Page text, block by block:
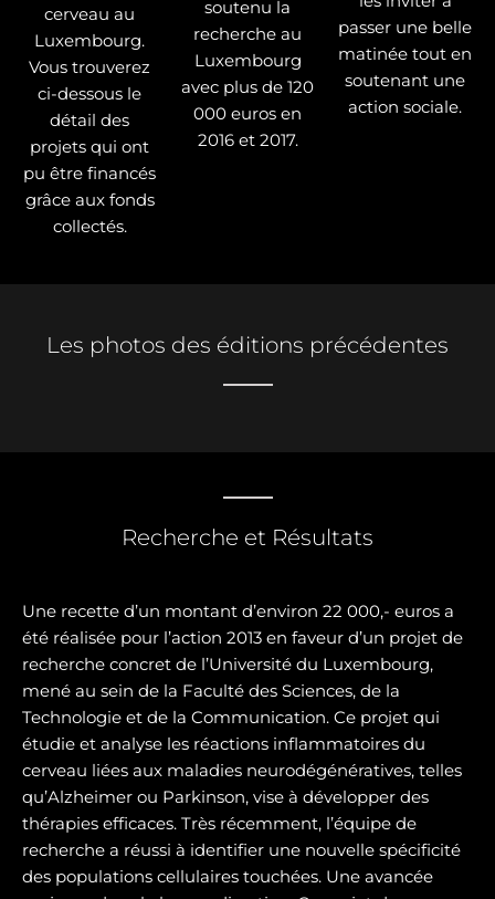
cerveau au
Luxembourg.
Vous trouverez
ci-dessous le
détail des
projets qui ont
pu être financés
grâce aux fonds
collectés.
soutenu la
recherche au
Luxembourg
avec plus de 120
000 euros en
2016 et 2017.
passer une belle
matinée tout en
soutenant une
action sociale.
Les photos des éditions précédentes
Recherche et Résultats
Une recette d’un montant d’environ 22 000,- euros a
été réalisée pour l’action 2013 en faveur d’un projet de
recherche concret de l’Université du Luxembourg,
mené au sein de la Faculté des Sciences, de la
Technologie et de la Communication. Ce projet qui
étudie et analyse les réactions inflammatoires du
cerveau liées aux maladies neurodégénératives, telles
qu’Alzheimer ou Parkinson, vise à développer des
thérapies efficaces. Très récemment, l’équipe de
recherche a réussi à identifier une nouvelle spécificité
des populations cellulaires touchées. Une avancée